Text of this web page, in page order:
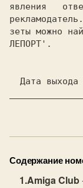
явления
зеты можно
ЛЕПОРТ'.
Содержание
Amiga Club